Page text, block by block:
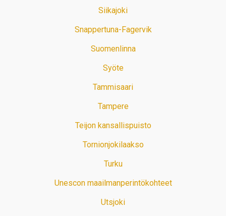
Siikajoki
Snappertuna-Fagervik
Suomenlinna
Syöte
Tammisaari
Tampere
Teijon kansallispuisto
Tornionjokilaakso
Turku
Unescon maailmanperintökohteet
Utsjoki